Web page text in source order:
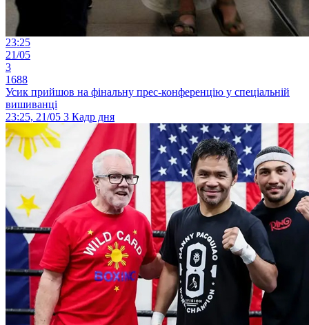
23:25
21/05
3
1688
Усик прийшов на фінальну прес-конференцію у спеціальній
вишиванці
23:25, 21/05 3 Кадр дня